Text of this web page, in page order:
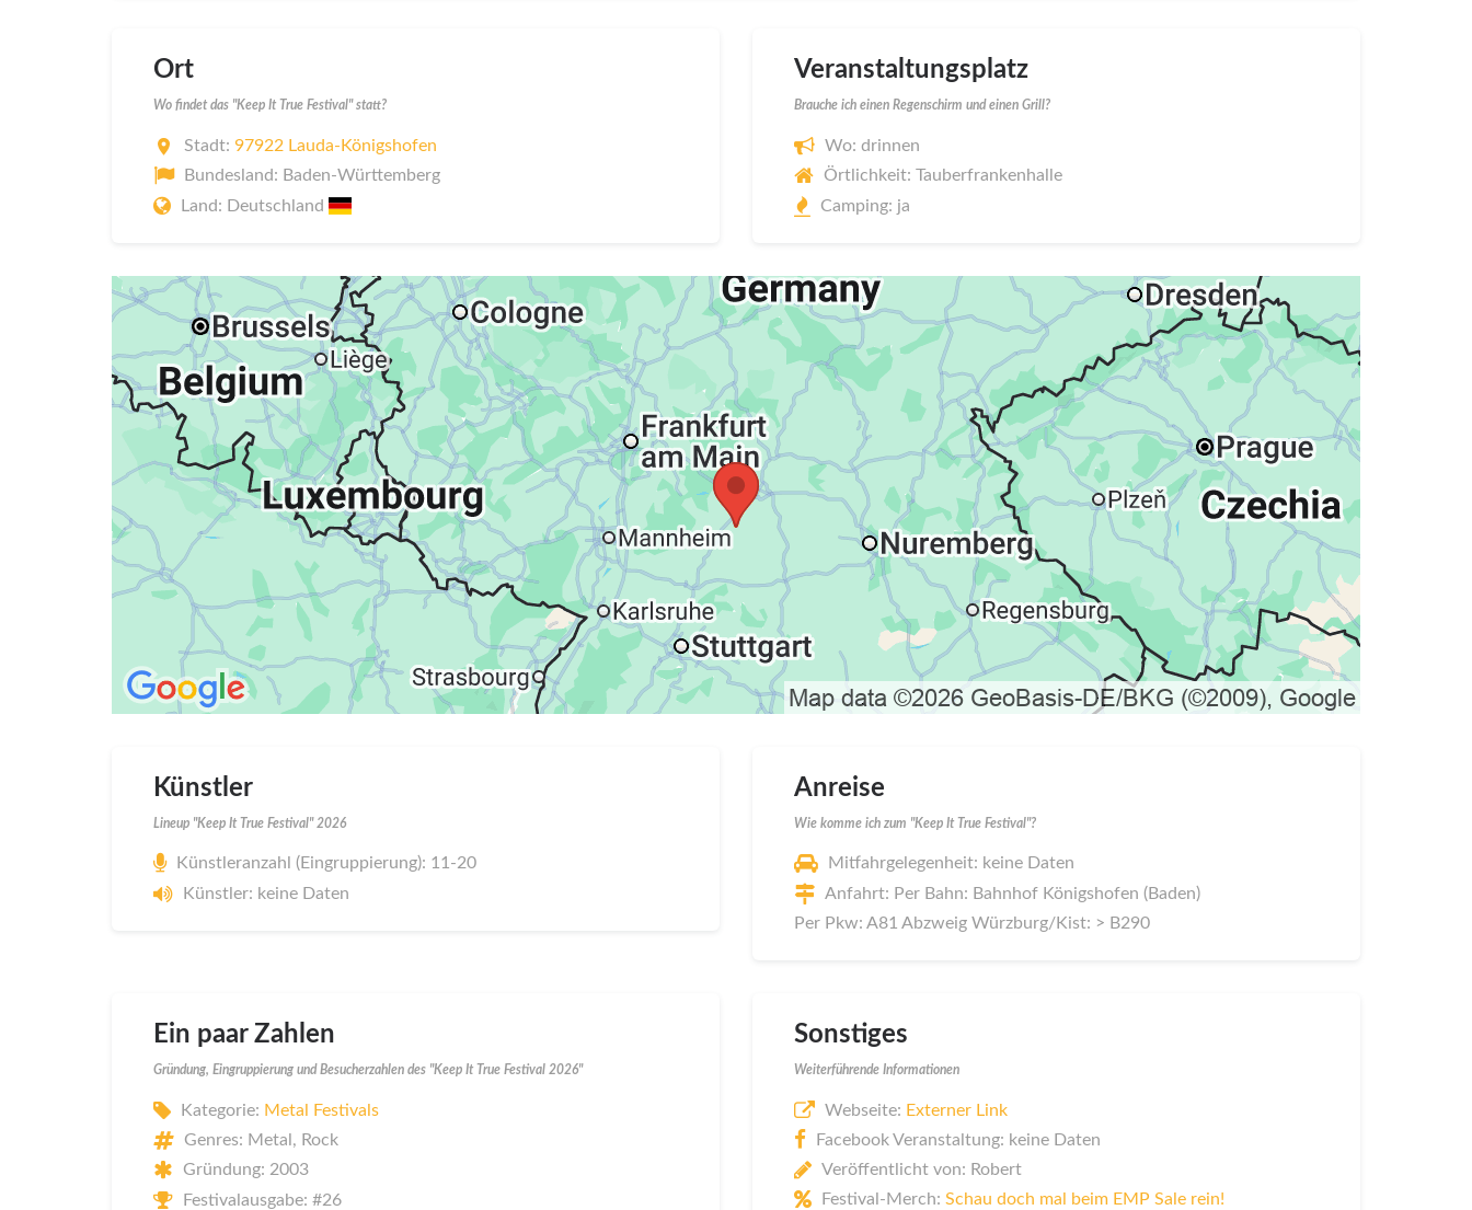
Ort
Wo findet das "Keep It True Festival" statt?
Stadt: 97922 Lauda-Königshofen
Bundesland: Baden-Württemberg
Land: Deutschland
Veranstaltungsplatz
Brauche ich einen Regenschirm und einen Grill?
Wo: drinnen
Örtlichkeit: Tauberfrankenhalle
Camping: ja
Künstler
Lineup "Keep It True Festival" 2026
Künstleranzahl (Eingruppierung): 11-20
Künstler: keine Daten
Anreise
Wie komme ich zum "Keep It True Festival"?
Mitfahrgelegenheit: keine Daten
Anfahrt: Per Bahn: Bahnhof Königshofen (Baden)
Per Pkw: A81 Abzweig Würzburg/Kist: > B290
Ein paar Zahlen
Gründung, Eingruppierung und Besucherzahlen des "Keep It True Festival 2026"
Kategorie: Metal Festivals
Genres: Metal, Rock
Gründung: 2003
Festivalausgabe: #26
Sonstiges
Weiterführende Informationen
Webseite: Externer Link
Facebook Veranstaltung: keine Daten
Veröffentlicht von: Robert
Festival-Merch: Schau doch mal beim EMP Sale rein!